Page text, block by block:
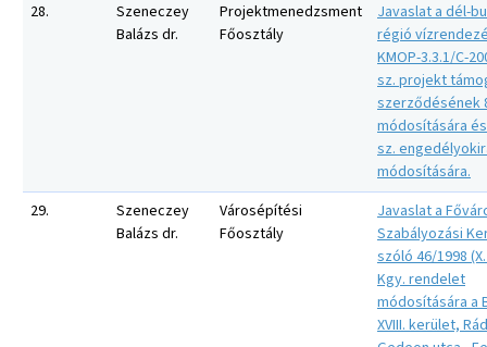
28.
Szeneczey
Balázs dr.
Projektmenedzsment
Főosztály
Javaslat a dél-
régió
KMOP-3.3.1/C-
sz. projekt
szerződésének
módosítására
sz.
módosítására.
29.
Szeneczey
Balázs dr.
Városépítési
Főosztály
Javaslat a
Szabályozási
szóló 46/1998
Kgy. rendelet
módosítására a
XVIII. kerület,